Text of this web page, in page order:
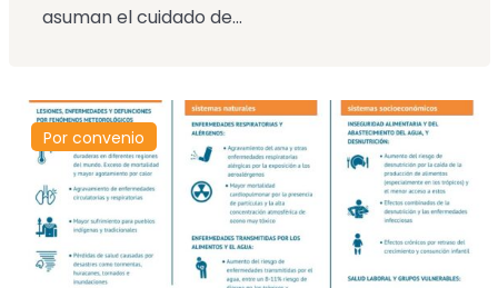
asuman el cuidado de...
Por convenio